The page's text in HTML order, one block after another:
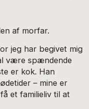
af morfar.
jeg har begivet mig
være spændende
er kok. Han
– mine er
et familieliv til at